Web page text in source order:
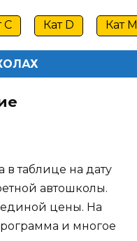
C Кат D Кат M
в таблице на дату
автошколы.
единой цены. На
и многое